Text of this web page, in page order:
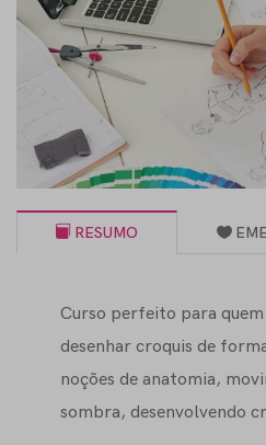
RESUMO
Curso perfeito para quem
desenhar croquis de
noções de anatomia,
sombra, desenvolvendo